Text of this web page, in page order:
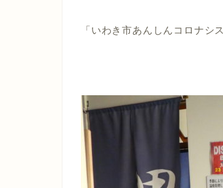
「いわき市あんしんコロナ